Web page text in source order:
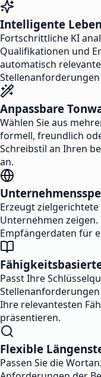
Intelligente
Fortschrittliche KI
Qualifikationen und
automatisch
Stellenanforderungen
Anpassbare
Wählen Sie aus
formell, freundlich
Schreibstil an Ihren
an.
Erzeugt
Unternehmen
Empfängerdaten für
Passt Ihre
Ihre relevantesten
präsentieren.
Flexible
Passen Sie die